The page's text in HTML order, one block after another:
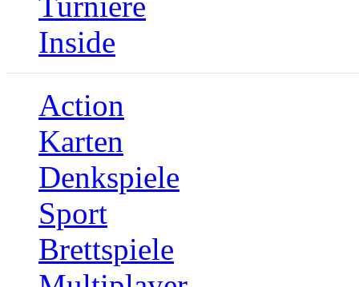
Inside
Action
Karten
Denkspiele
Sport
Brettspiele